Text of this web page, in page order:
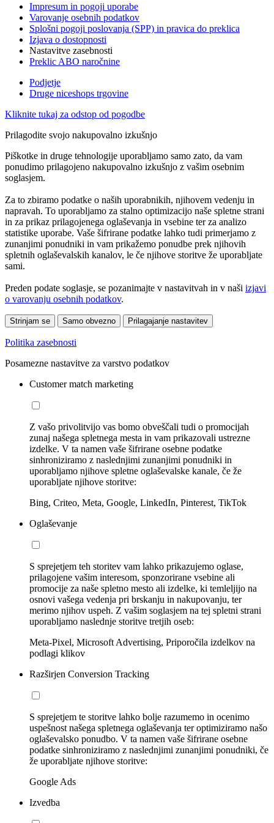
Impresum in pogoji uporabe
Varovanje osebnih podatkov
Splošni pogoji poslovanja (SPP) in pravica do preklica
Izjava o dostopnosti
Nastavitve zasebnosti
Preklic ABO naročnine
Podjetje
Druge niceshops trgovine
Kliknite tukaj za odstop od pogodbe
Prilagodite svojo nakupovalno izkušnjo
Piškotke in druge tehnologije uporabljamo samo zato, da vam
ponudimo prilagojeno nakupovalno izkušnjo z vašim osebnim
soglasjem.
Za to zbiramo podatke o naših uporabnikih, njihovem vedenju in
napravah. To uporabljamo za stalno optimizacijo naše spletne strani
in za prikaz prilagojenega oglaševanja in vsebine ter za analizo
statistike uporabe. Vaše šifrirane podatke lahko tudi primerjamo z
zunanjimi ponudniki in vam prikažemo ponudbe prek njihovih
spletnih oglaševalskih kanalov, le če njihove storitve že uporabljate
sami.
Preden podate soglasje, se pozanimajte v nastavitvah in v naši izjavi
o varovanju osebnih podatkov.
Strinjam se Samo obvezno Prilagajanje nastavitev
Politika zasebnosti
Posamezne nastavitve za varstvo podatkov
Customer match marketing
Z vašo privolitvijo vas bomo obveščali tudi o promocijah
zunaj našega spletnega mesta in vam prikazovali ustrezne
izdelke. V ta namen vaše šifrirane osebne podatke
sinhroniziramo z naslednjimi zunanjimi ponudniki in
uporabljamo njihove spletne oglaševalske kanale, če že
uporabljate njihove storitve:
Bing, Criteo, Meta, Google, LinkedIn, Pinterest, TikTok
Oglaševanje
S sprejetjem teh storitev vam lahko prikazujemo oglase,
prilagojene vašim interesom, sponzorirane vsebine ali
promocije za naše spletno mesto ali izdelke, ki temleljijo na
osnovi vašega vedenja pri brskanju in nakupovanju, ter
merimo njihov uspeh. Z vašim soglasjem na tej spletni strani
uporabljamo naslednje storitve tretjih oseb:
Meta-Pixel, Microsoft Advertising, Priporočila izdelkov na
podlagi klikov
Razširjen Conversion Tracking
S sprejetjem te storitve lahko bolje razumemo in ocenimo
uspešnost našega spletnega oglaševanja ter optimiziramo našo
oglaševalsko ponudbo. V ta namen vaše šifrirane osebne
podatke sinhroniziramo z naslednjimi zunanjimi ponudniki, če
že uporabljate njihove storitve:
Google Ads
Izvedba